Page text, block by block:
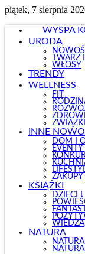
piątek, 7 sierpnia
WYSPA
URODA
TWARZ
WŁOSY
TRENDY
WELLNESS
FIT
ZWIĄZKI
INNE
DOM I
EVENTY
ZAKUPY
KSIĄŻKI
DZIECI I
NATURA